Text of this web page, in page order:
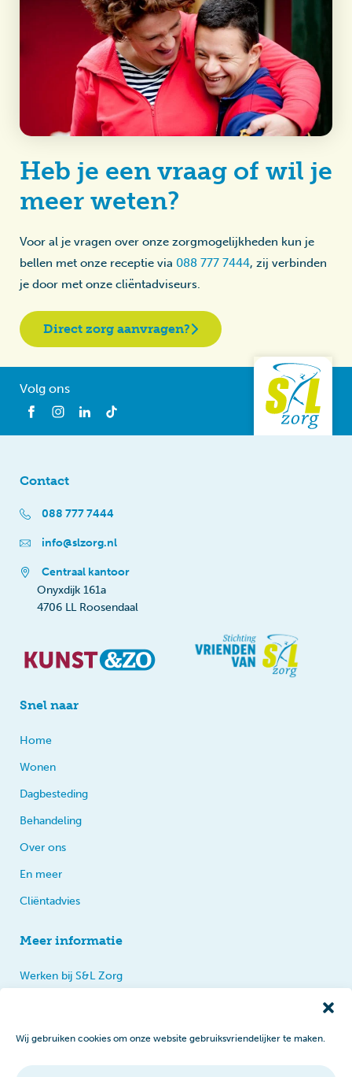
Wij gebruiken cookies om onze website gebruiksvriendelijker te maken.
Heb je een vraag of wil je
meer weten?
Voor al je vragen over onze zorgmogelijkheden kun je
bellen met onze receptie via 088 777 7444, zij verbinden
je door met onze cliëntadviseurs.
Direct zorg aanvragen?
Volg ons
Contact
088 777 7444
info@slzorg.nl
Centraal kantoor
Onyxdijk 161a
4706 LL Roosendaal
Snel naar
Home
Wonen
Dagbesteding
Behandeling
Over ons
En meer
Cliëntadvies
Meer informatie
Werken bij S&L Zorg